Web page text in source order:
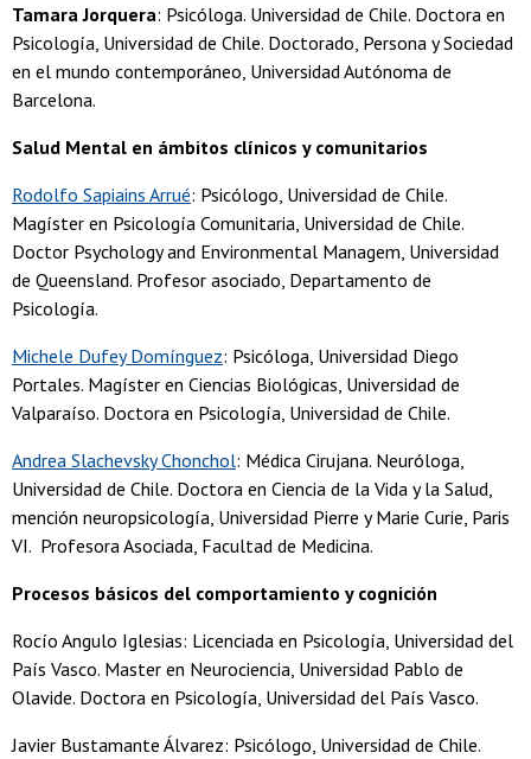
Tamara Jorquera: Psicóloga. Universidad de Chile. Doctora en
Psicología, Universidad de Chile. Doctorado, Persona y Sociedad
en el mundo contemporáneo, Universidad Autónoma de
Barcelona.
Salud Mental en ámbitos clínicos y comunitarios
Rodolfo Sapiains Arrué: Psicólogo, Universidad de Chile.
Magíster en Psicología Comunitaria, Universidad de Chile.
Doctor Psychology and Environmental Managem, Universidad
de Queensland. Profesor asociado, Departamento de
Psicología.
Michele Dufey Domínguez: Psicóloga, Universidad Diego
Portales. Magíster en Ciencias Biológicas, Universidad de
Valparaíso. Doctora en Psicología, Universidad de Chile.
Andrea Slachevsky Chonchol: Médica Cirujana. Neuróloga,
Universidad de Chile. Doctora en Ciencia de la Vida y la Salud,
mención neuropsicología, Universidad Pierre y Marie Curie, Paris
VI. Profesora Asociada, Facultad de Medicina.
Procesos básicos del comportamiento y cognición
Rocío Angulo Iglesias: Licenciada en Psicología, Universidad del
País Vasco. Master en Neurociencia, Universidad Pablo de
Olavide. Doctora en Psicología, Universidad del País Vasco.
Javier Bustamante Álvarez: Psicólogo, Universidad de Chile.